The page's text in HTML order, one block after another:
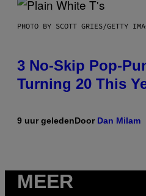
PHOTO BY SCOTT GRIES/GETTY
3 No-Skip Pop-
Turning 20 This
9 uur geledenDoor Dan Milam
MEER